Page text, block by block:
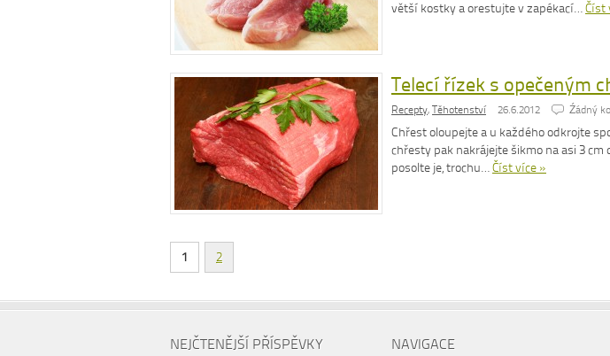
větší kostky a orestujte v zapékací…Číst
Telecí řízek s opečeným
Recepty, Těhotenství 26.6.2012 Źádný
Chřest oloupejte a u každého odkrojte
chřesty pak nakrájejte šikmo na asi 3 cm
posolte je, trochu…Číst více »
1 2
NEJČTENĚJŠÍ PŘÍSPĚVKY NAVIGACE